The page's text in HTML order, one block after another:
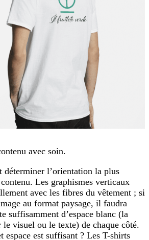
avec soin.
déterminer l’orientation la plus
Les graphismes verticaux
avec les fibres du vêtement ; si
au format paysage, il faudra
suffisamment d’espace blanc (la
le visuel ou le texte) de chaque côté.
espace est suffisant ? Les T-shirts